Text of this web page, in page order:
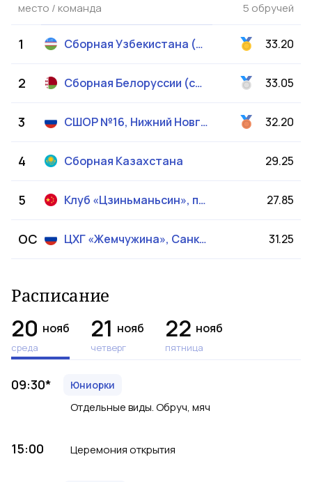
место / команда 5 обручей
1 Сборная Узбекистана (cениорки) 33.20
2 Сборная Белоруссии (сениорки) 33.05
3 СШОР №16, Нижний Новгород (сениорки) 32.20
4 Сборная Казахстана 29.25
5 Клуб «Цзиньманьсин», провинция Ляонин 27.85
OC ЦХГ «Жемчужина», Санкт-Петербург (сениорки) 31.25
Расписание
20 нояб
среда
21 нояб
четверг
22 нояб
пятница
09:30* Юниорки
Отдельные виды. Обруч, мяч
15:00 Церемония открытия